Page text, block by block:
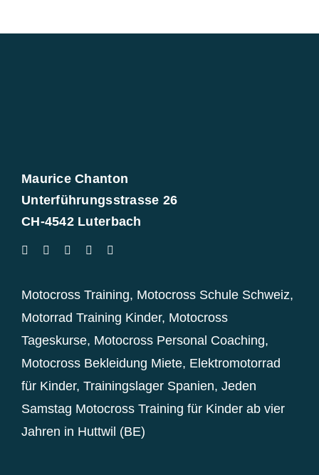
Maurice Chanton
Unterführungsstrasse 26
CH-4542 Luterbach
Motocross Training, Motocross Schule Schweiz,
Motorrad Training Kinder, Motocross
Tageskurse, Motocross Personal Coaching,
Motocross Bekleidung Miete, Elektromotorrad
für Kinder, Trainingslager Spanien, Jeden
Samstag Motocross Training für Kinder ab vier
Jahren in Huttwil (BE)